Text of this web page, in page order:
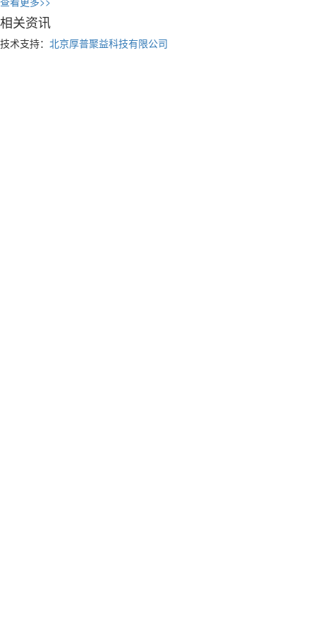
相关资讯
技术支持： 北京厚普聚益科技有限公司